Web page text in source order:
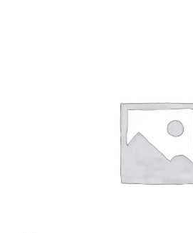
ПЕРЕЗВОНИТЕ
Согласен с обработкой
данных в соответствии с
конфиденциальности